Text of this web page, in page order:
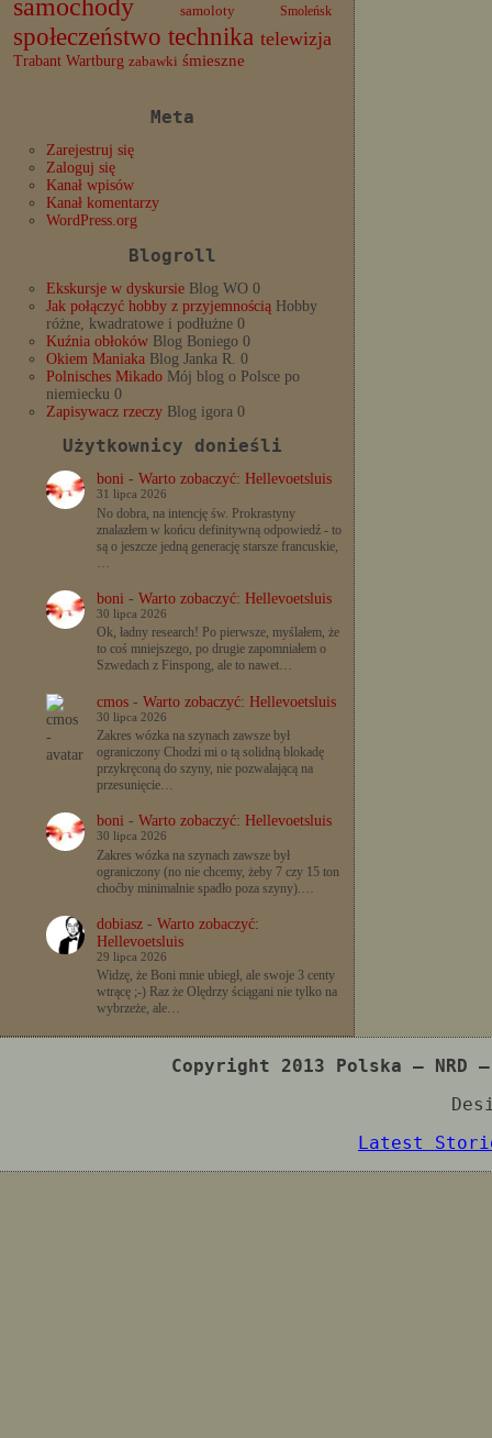
samoloty Smoleńsk
społeczeństwo technika telewizja
Trabant Wartburg zabawki śmieszne
Meta
Zarejestruj się
Zaloguj się
Kanał wpisów
Kanał komentarzy
WordPress.org
Blogroll
Ekskursje w dyskursie Blog WO 0
Jak połączyć hobby z przyjemnością Hobby
różne, kwadratowe i podłużne 0
Kuźnia obłoków Blog Boniego 0
Okiem Maniaka Blog Janka R. 0
Polnisches Mikado Mój blog o Polsce po
niemiecku 0
Zapisywacz rzeczy Blog igora 0
Użytkownicy donieśli
boni- Warto zobaczyć: Hellevoetsluis
31 lipca 2026
No dobra, na intencję św. Prokrastyny
znalazłem w końcu definitywną odpowiedź - to
są o jeszcze jedną generację starsze francuskie,
…
boni- Warto zobaczyć: Hellevoetsluis
30 lipca 2026
Ok, ładny research! Po pierwsze, myślałem, że
to coś mniejszego, po drugie zapomniałem o
Szwedach z Finspong, ale to nawet…
cmos- Warto zobaczyć: Hellevoetsluis
30 lipca 2026
Zakres wózka na szynach zawsze był
ograniczony Chodzi mi o tą solidną blokadę
przykręconą do szyny, nie pozwalającą na
przesunięcie…
boni- Warto zobaczyć: Hellevoetsluis
30 lipca 2026
Zakres wózka na szynach zawsze był
ograniczony (no nie chcemy, żeby 7 czy 15 ton
choćby minimalnie spadło poza szyny).…
dobiasz- Warto zobaczyć:
Hellevoetsluis
29 lipca 2026
Widzę, że Boni mnie ubiegł, ale swoje 3 centy
wtrącę ;-) Raz że Olędrzy ściągani nie tylko na
wybrzeże, ale…
Copyright 2013 Polska –
Latest